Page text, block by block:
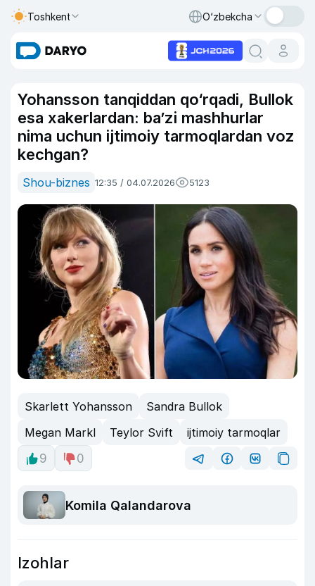
Toshkent O‘zbekcha
Yohansson tanqiddan qo‘rqadi, Bullok
esa xakerlardan: ba’zi mashhurlar
nima uchun ijtimoiy tarmoqlardan voz
kechgan?
Shou-biznes 12:35 / 04.07.2026 5123
Skarlett Yohansson
Sandra Bullok
Megan Markl
Teylor Svift
ijtimoiy tarmoqlar
9
0
Komila Qalandarova
Izohlar